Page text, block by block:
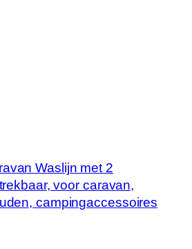
Waslijn met 2
voor caravan,
campingaccessoires